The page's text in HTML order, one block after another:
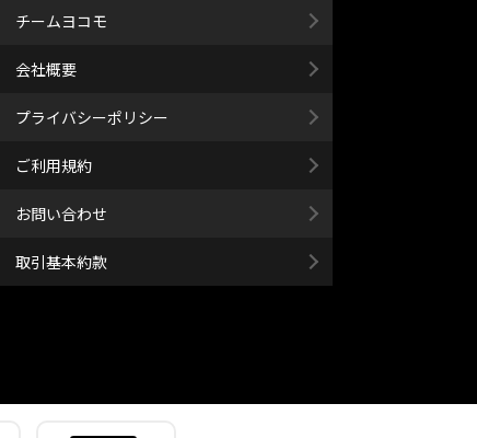
チームヨコモ
会社概要
プライバシーポリシー
ご利用規約
お問い合わせ
取引基本約款